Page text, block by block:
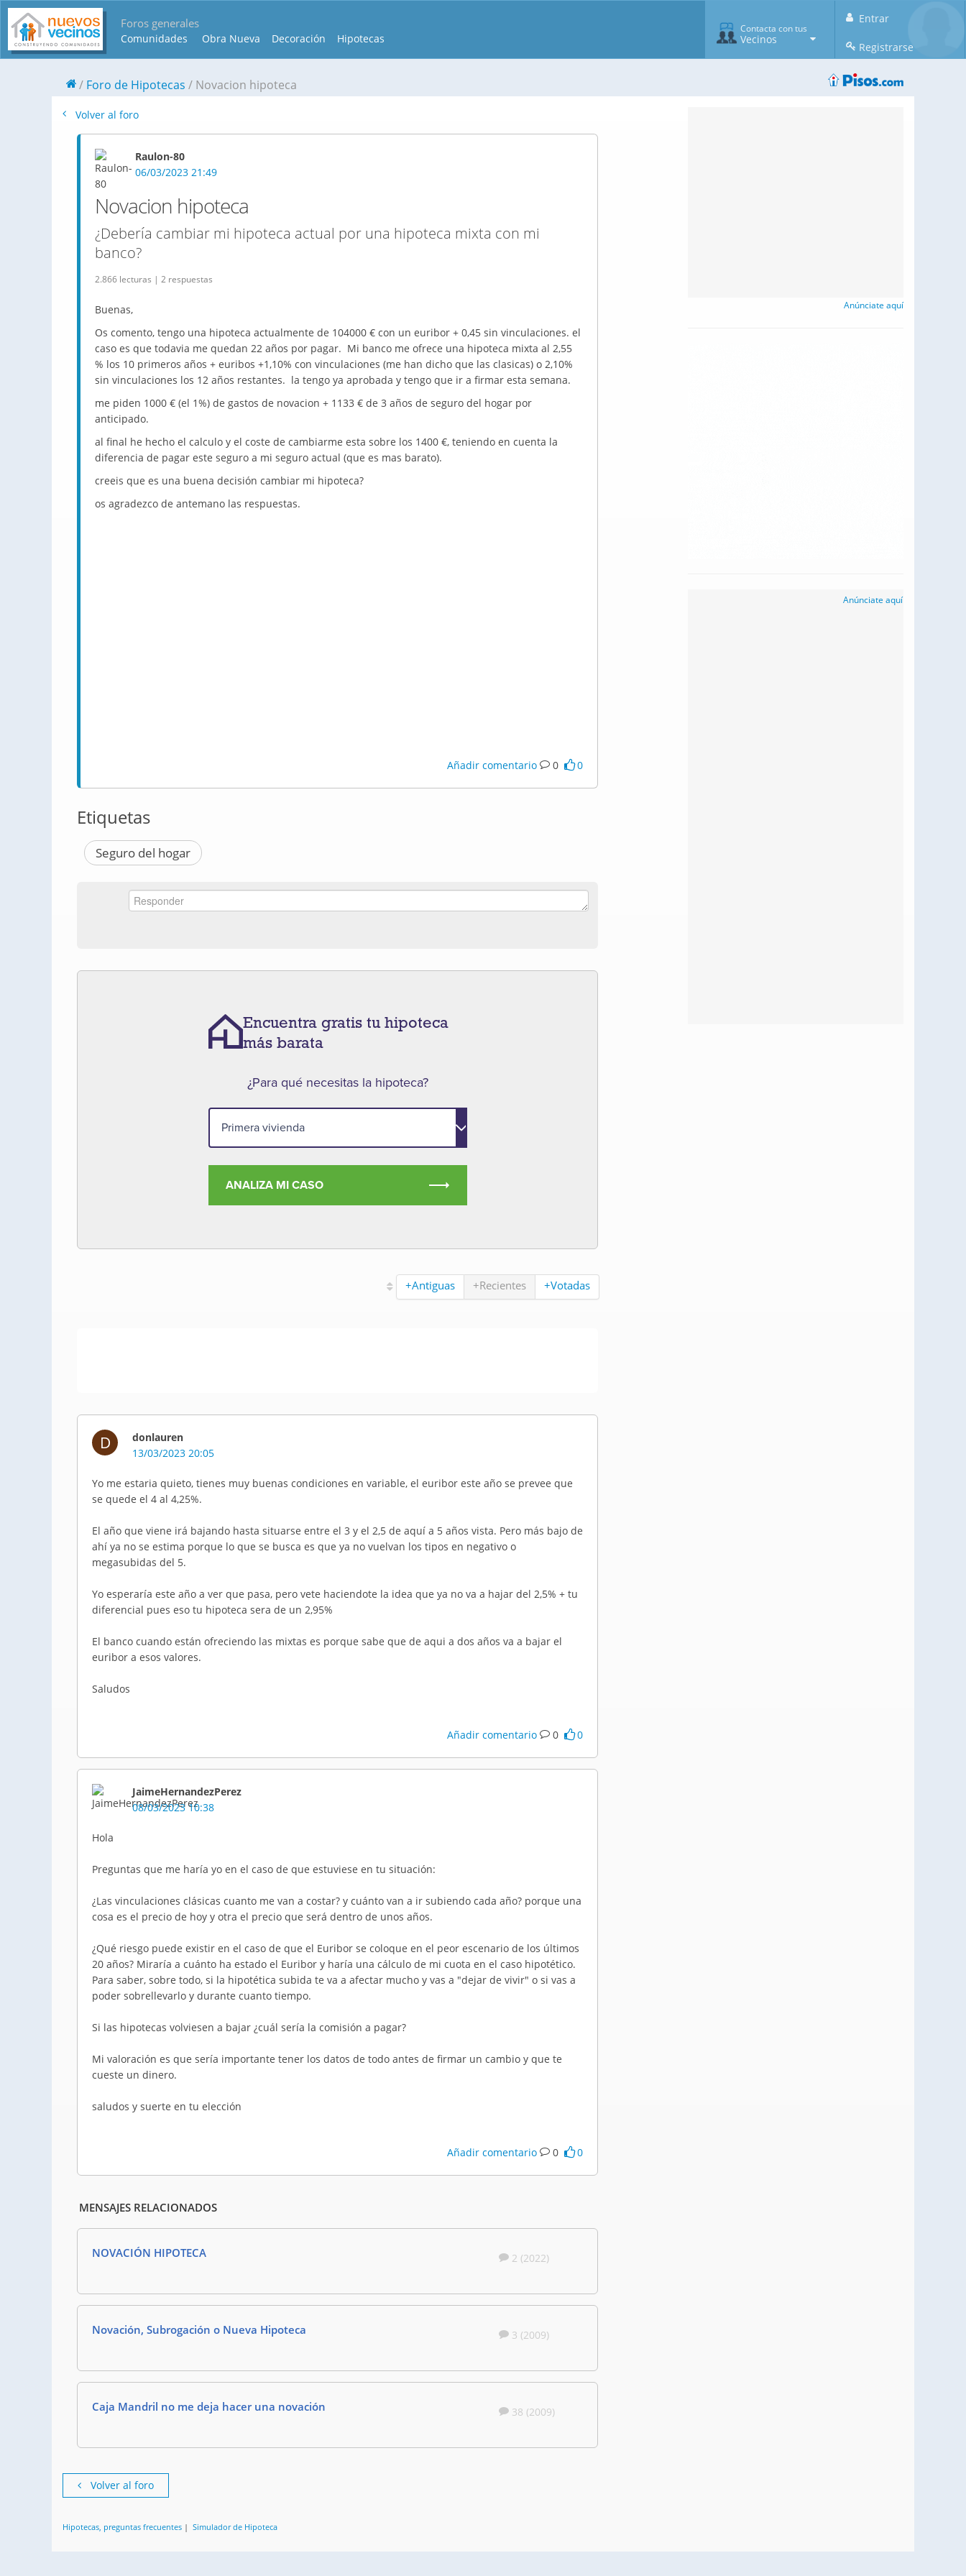
Foros generales
Comunidades Obra Nueva Decoración Hipotecas
Entrar
Registrarse
Contacta con tus
Vecinos
Foro de Hipotecas Novacion hipoteca
Volver al foro
Raulon-80
06/03/2023 21:49
Novacion hipoteca
¿Debería cambiar mi hipoteca actual por una hipoteca mixta con mi
banco?
2.866 lecturas | 2 respuestas
Buenas,
Os comento, tengo una hipoteca actualmente de 104000 € con un euribor + 0,45 sin vinculaciones. el
caso es que todavia me quedan 22 años por pagar. Mi banco me ofrece una hipoteca mixta al 2,55
% los 10 primeros años + euribos +1,10% con vinculaciones (me han dicho que las clasicas) o 2,10%
sin vinculaciones los 12 años restantes. la tengo ya aprobada y tengo que ir a firmar esta semana.
me piden 1000 € (el 1%) de gastos de novacion + 1133 € de 3 años de seguro del hogar por
anticipado.
al final he hecho el calculo y el coste de cambiarme esta sobre los 1400 €, teniendo en cuenta la
diferencia de pagar este seguro a mi seguro actual (que es mas barato).
creeis que es una buena decisión cambiar mi hipoteca?
os agradezco de antemano las respuestas.
Añadir comentario 0 0
Etiquetas
Seguro del hogar
Encuentra gratis tu hipoteca
más barata
¿Para qué necesitas la hipoteca?
ANALIZA MI CASO
+Antiguas +Recientes +Votadas
D
donlauren
13/03/2023 20:05
Yo me estaria quieto, tienes muy buenas condiciones en variable, el euribor este año se prevee que
se quede el 4 al 4,25%.
El año que viene irá bajando hasta situarse entre el 3 y el 2,5 de aquí a 5 años vista. Pero más bajo de
ahí ya no se estima porque lo que se busca es que ya no vuelvan los tipos en negativo o
megasubidas del 5.
Yo esperaría este año a ver que pasa, pero vete haciendote la idea que ya no va a hajar del 2,5% + tu
diferencial pues eso tu hipoteca sera de un 2,95%
El banco cuando están ofreciendo las mixtas es porque sabe que de aqui a dos años va a bajar el
euribor a esos valores.
Saludos
Añadir comentario 0 0
JaimeHernandezPerez
08/03/2023 10:38
Hola
Preguntas que me haría yo en el caso de que estuviese en tu situación:
¿Las vinculaciones clásicas cuanto me van a costar? y cuánto van a ir subiendo cada año? porque una
cosa es el precio de hoy y otra el precio que será dentro de unos años.
¿Qué riesgo puede existir en el caso de que el Euribor se coloque en el peor escenario de los últimos
20 años? Miraría a cuánto ha estado el Euribor y haría una cálculo de mi cuota en el caso hipotético.
Para saber, sobre todo, si la hipotética subida te va a afectar mucho y vas a "dejar de vivir" o si vas a
poder sobrellevarlo y durante cuanto tiempo.
Si las hipotecas volviesen a bajar ¿cuál sería la comisión a pagar?
Mi valoración es que sería importante tener los datos de todo antes de firmar un cambio y que te
cueste un dinero.
saludos y suerte en tu elección
Añadir comentario 0 0
MENSAJES RELACIONADOS
NOVACIÓN HIPOTECA 2 (2022)
Novación, Subrogación o Nueva Hipoteca 3 (2009)
Caja Mandril no me deja hacer una novación 38 (2009)
Volver al foro
Hipotecas, preguntas frecuentes | Simulador de Hipoteca
Anúnciate aquí
Anúnciate aquí